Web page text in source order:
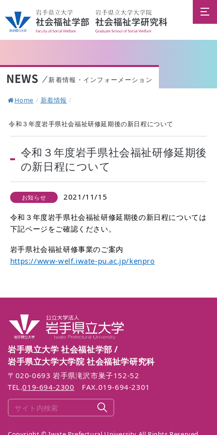
NEWS 新着情報・インフォーメーション
Home / 新着情報 /
令和３年度岩手県社会福祉研修延期後の新日程について
令和３年度岩手県社会福祉研修延期後
の新日程について
お知らせ 2021/11/15
令和３年度岩手県社会福祉研修延期後の新日程については
下記ページをご確認ください。
岩手県社会福祉研修事業のご案内
https://www-welf.iwate-pu.ac.jp/kenpro
岩手県立大学 社会福祉学部 /
岩手県立大学大学院 社会福祉学研究科
〒020-0693 岩手県滝沢市巣子152-52
TEL.019-694-2300 FAX.019-694-2301